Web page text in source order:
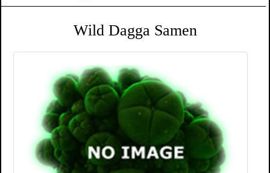
Wild Dagga Samen